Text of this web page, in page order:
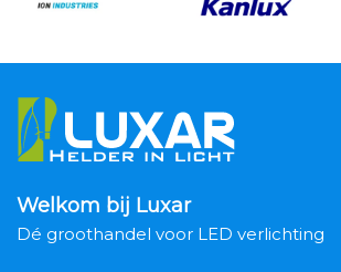
Welkom bij Luxar
Dé groothandel voor LED verlichting